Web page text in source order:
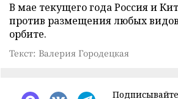
В мае текущего года Россия и
против размещения любых
орбите.
Текст: Валерия Городецкая